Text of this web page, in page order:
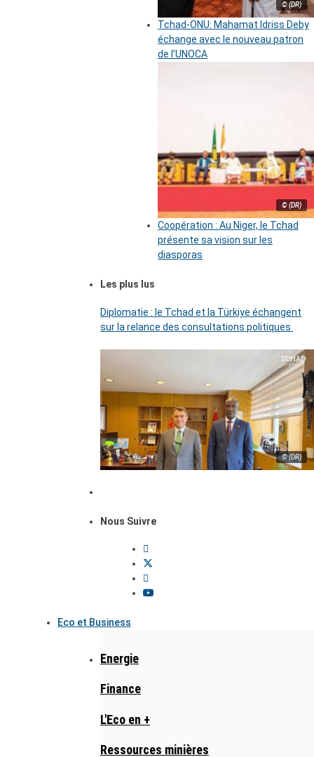
© (DR)
Tchad-ONU: Mahamat Idriss Deby
échange avec le nouveau patron
de l’UNOCA
© (DR)
Coopération : Au Niger, le Tchad
présente sa vision sur les
diasporas
Les plus lus
Diplomatie : le Tchad et la Türkiye échangent
sur la relance des consultations politiques
© (DR)
Nous Suivre
Eco et Business
Energie
Finance
L'Eco en +
Ressources minières